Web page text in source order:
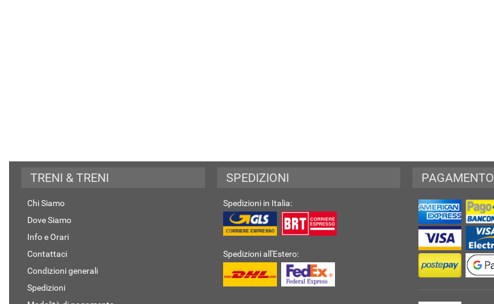
TRENI & TRENI
Chi Siamo
Dove Siamo
Info e Orari
Contattaci
Condizioni generali
Spedizioni
SPEDIZIONI
Spedizioni in Italia:
Spedizioni all'Estero:
PAGAMENTO